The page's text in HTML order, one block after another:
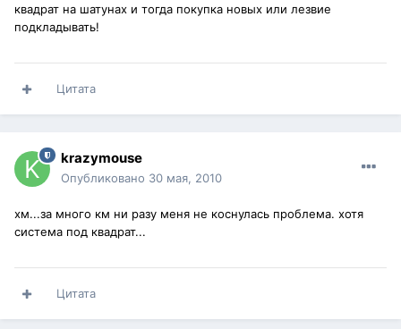
квадрат на шатунах и тогда покупка новых или лезвие
подкладывать!
Цитата
krazymouse
Опубликовано 30 мая, 2010
хм...за много км ни разу меня не коснулась проблема. хотя
система под квадрат...
Цитата